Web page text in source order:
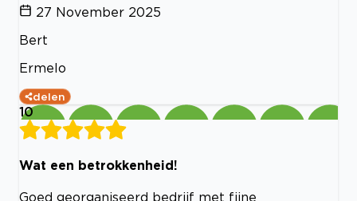
27 November 2025
Bert
Ermelo
delen
10
Wat een betrokkenheid!
Goed georganiseerd bedrijf met fijne